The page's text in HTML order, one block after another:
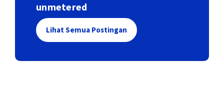
unmetered
Lihat Semua Postingan